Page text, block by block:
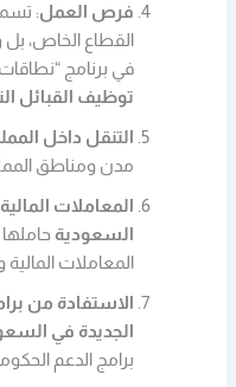
فرص العمل:
القطاع الخاص،
في برنامج
توظيف القبائل
التنقل داخل
مدن ومناطق
المعاملات المالية
السعودية
المعاملات
الاستفادة من
الجديدة في
برامج الدعم